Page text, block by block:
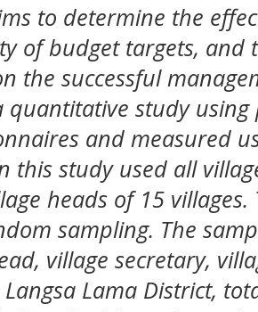
to determine the
of budget targets,
the successful
quantitative study
and measured
this study used all
heads of 15
sampling. The
village secretary,
Lama District,